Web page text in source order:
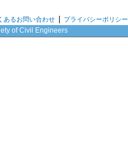
あるお問い合わせ プライバシーポリシー
of Civil Engineers